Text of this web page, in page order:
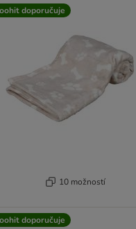
doporučuje
10 možností
doporučuje